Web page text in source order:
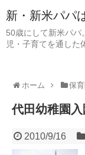
新・新米パパ
50歳にして新米パパ
児・子育てを通した
ホーム 保
代田幼稚園
2010/9/16